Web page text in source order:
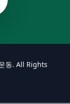
동. All Rights